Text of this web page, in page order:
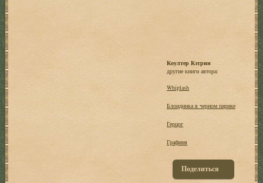
Коултер Кэтрин
другие книги автора:
Whiplash
Блондинка в черном парике
Герцог
Графиня
Поделиться